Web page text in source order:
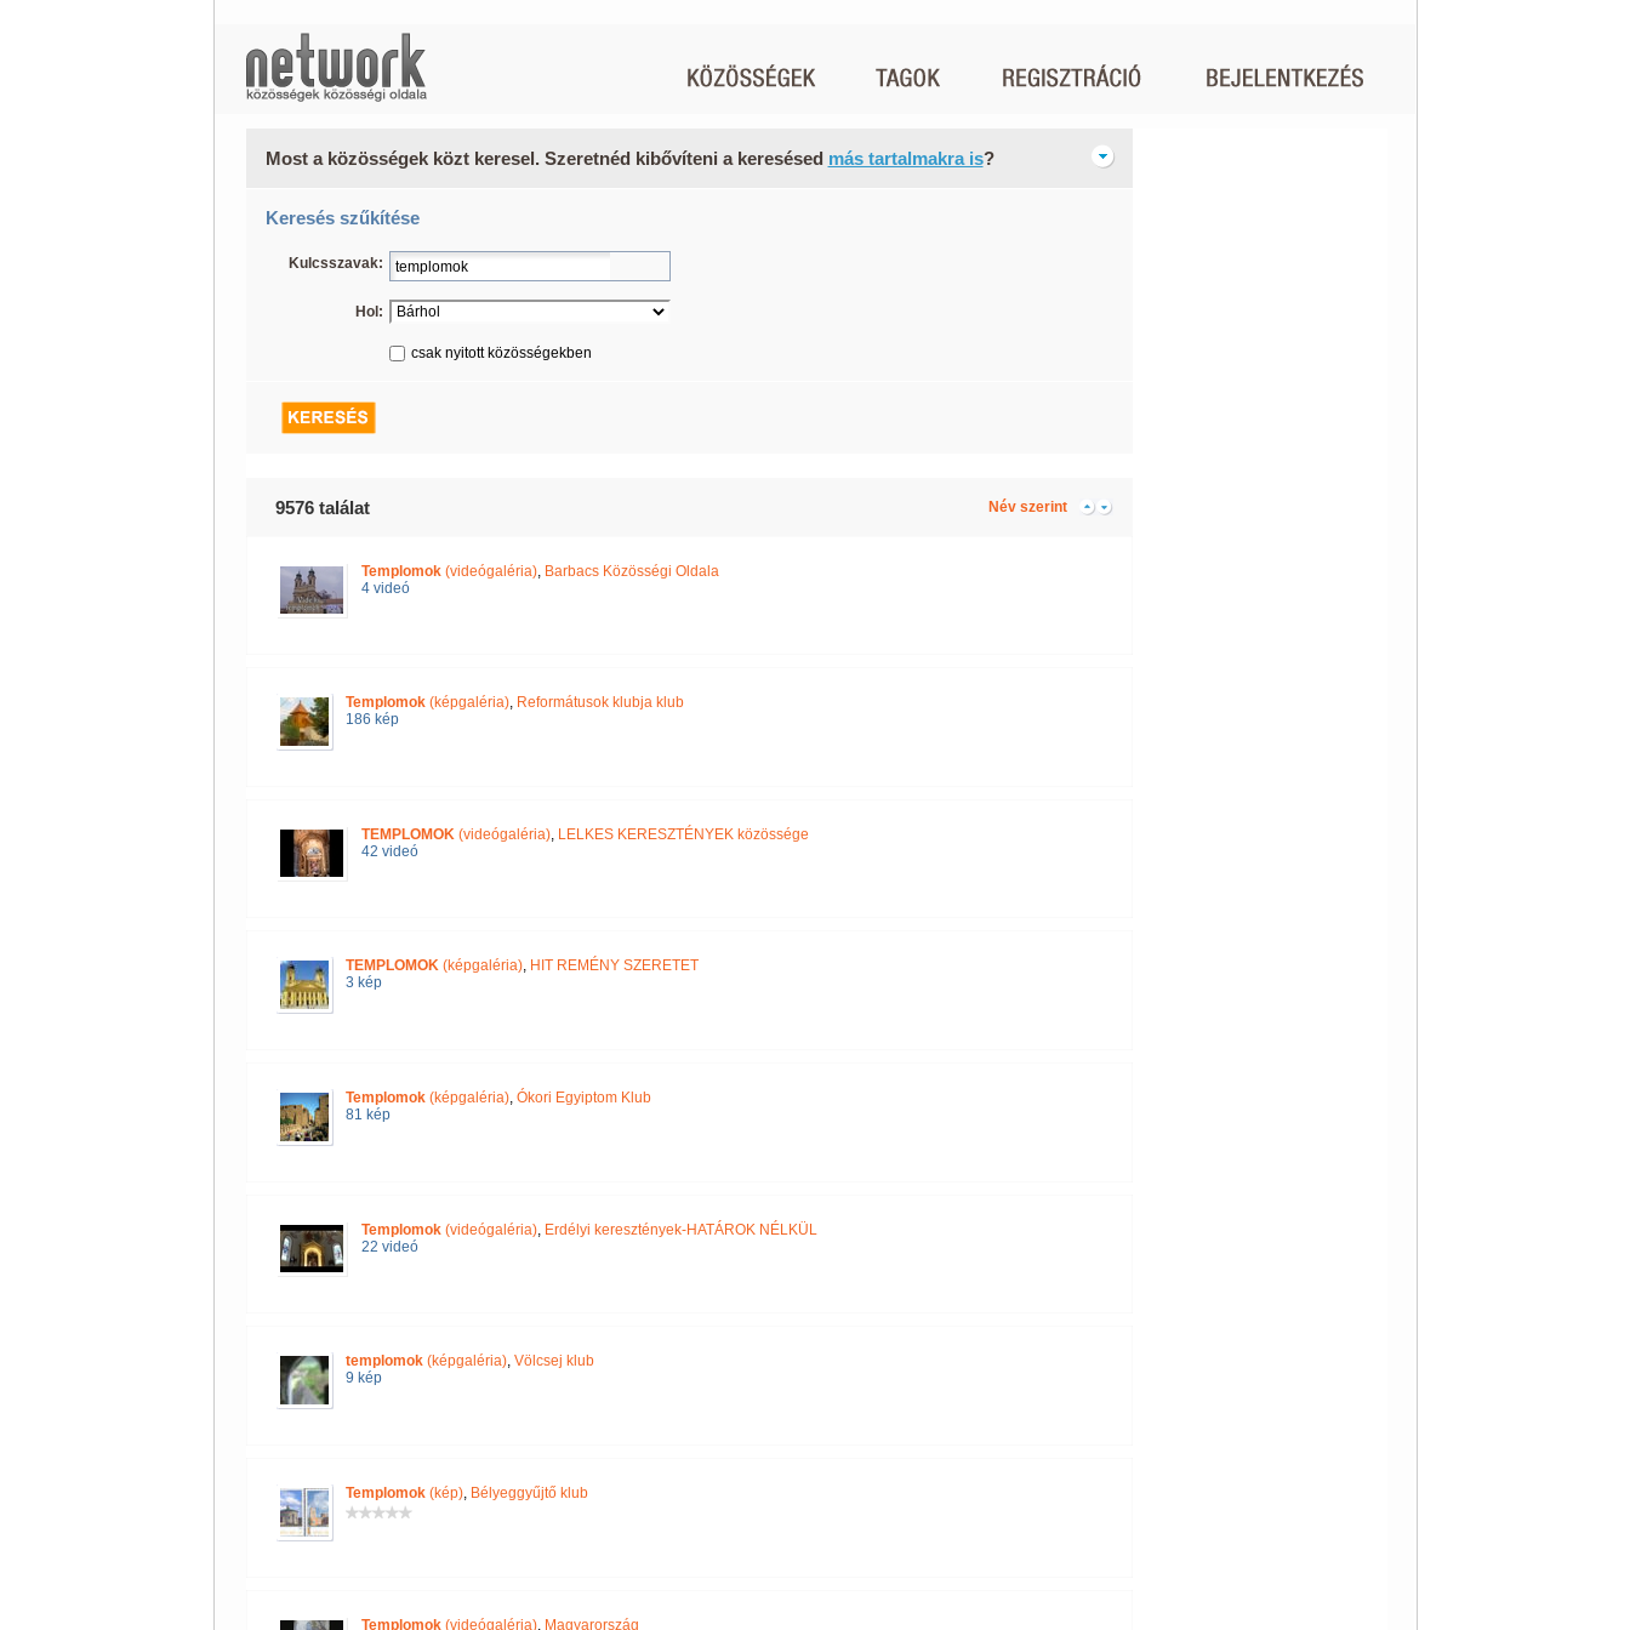
Most a közösségek közt keresel. Szeretnéd kibővíteni a keresésed más tartalmakra is?
Keresés szűkítése
Kulcsszavak:
Hol:
csak nyitott közösségekben
9576 találat Név szerint
Templomok(videógaléria), Barbacs Közösségi Oldala
4 videó
Templomok(képgaléria), Reformátusok klubja klub
186 kép
TEMPLOMOK(videógaléria), LELKES KERESZTÉNYEK közössége
42 videó
TEMPLOMOK(képgaléria), HIT REMÉNY SZERETET
3 kép
Templomok(képgaléria), Ókori Egyiptom Klub
81 kép
Templomok(videógaléria), Erdélyi keresztények-HATÁROK NÉLKÜL
22 videó
templomok(képgaléria), Völcsej klub
9 kép
Templomok(kép), Bélyeggyűjtő klub
Templomok(videógaléria), Magyarország